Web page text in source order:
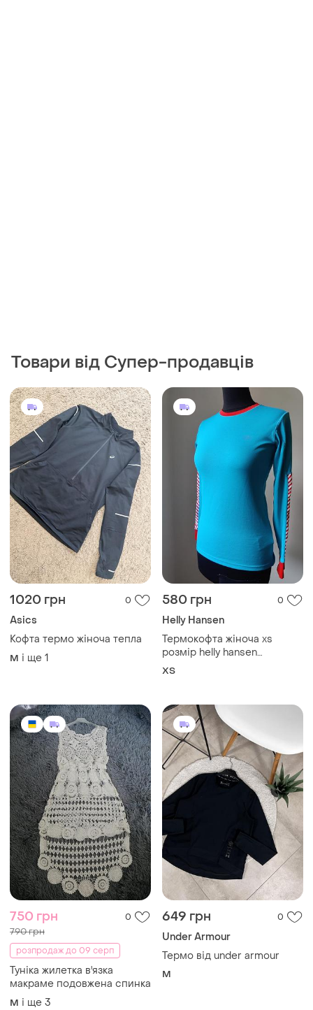
Товари від Супер-продавців
1020 грн 0
Asics
Кофта термо жіноча тепла
M і ще 1
580 грн 0
Helly Hansen
Термокофта жіноча xs
розмір helly hansen
блакитна
ХS
750 грн 0
790 грн
розпродаж до 09 серп
Туніка жилетка в'язка
макраме подовжена спинка
M і ще 3
649 грн 0
Under Armour
Термо від under armour
M